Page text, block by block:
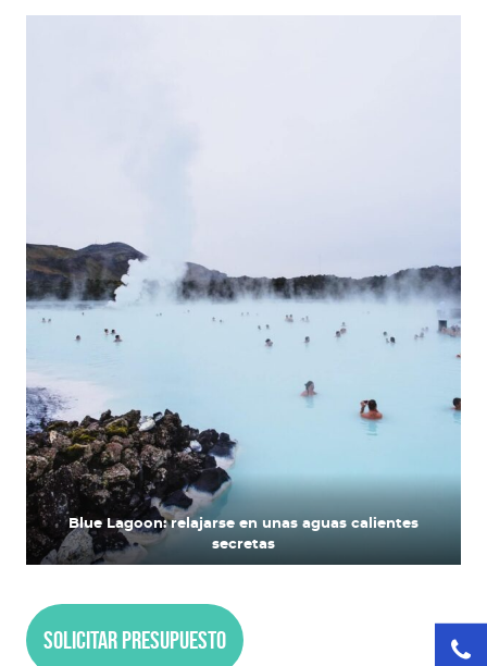
Blue Lagoon: relajarse en unas aguas calientes
secretas
Solicitar presupuesto